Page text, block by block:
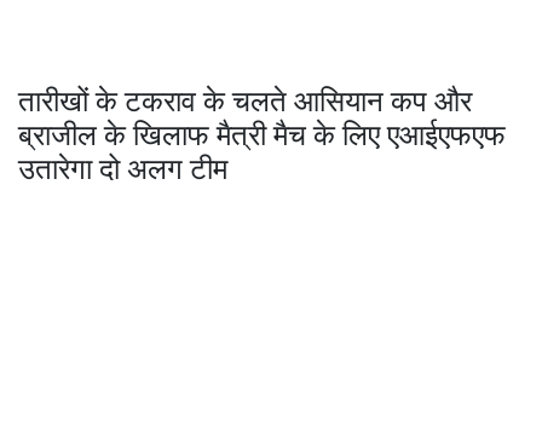
तारीखों के टकराव के चलते आसियान कप और
ब्राजील के खिलाफ मैत्री मैच के लिए एआईएफएफ
उतारेगा दो अलग टीम